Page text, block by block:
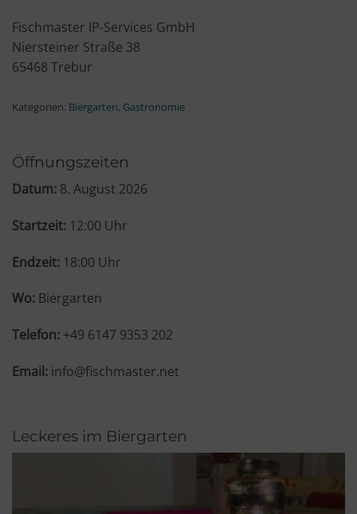
Fischmaster IP-Services GmbH
Niersteiner Straße 38
65468 Trebur
Kategorien: Biergarten, Gastronomie
Datum: 8. August 2026
Startzeit: 12:00 Uhr
Endzeit: 18:00 Uhr
Biergarten
Telefon: +49 6147 9353 202
Email: info@fischmaster.net
Leckeres im Biergarten